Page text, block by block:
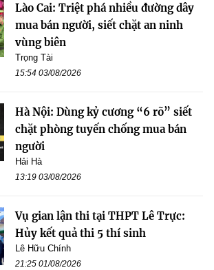
Lào Cai: Triệt phá nhiều đường dây
mua bán người, siết chặt an ninh
vùng biên
Trọng Tài
15:54 03/08/2026
Hà Nội: Dùng kỷ cương “6 rõ” siết
chặt phòng tuyến chống mua bán
người
Hải Hà
13:19 03/08/2026
Vụ gian lận thi tại THPT Lê Trực:
Hủy kết quả thi 5 thí sinh
Lê Hữu Chính
21:25 01/08/2026